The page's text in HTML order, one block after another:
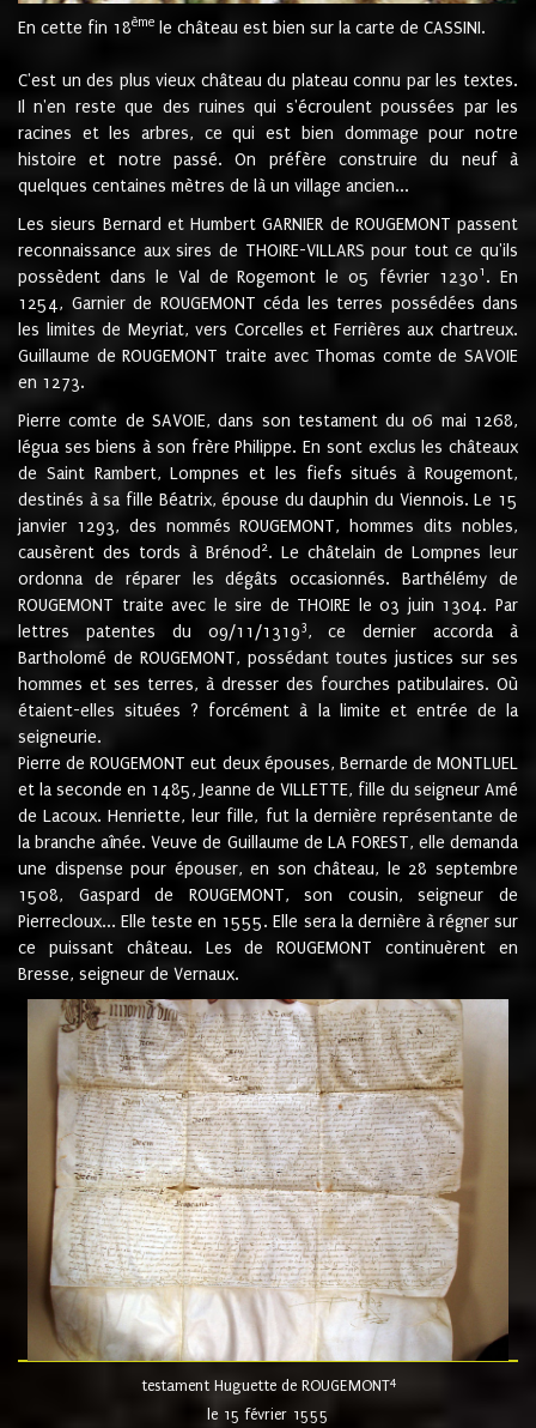
En cette fin 18ème le château est bien sur la carte de CASSINI.
C'est un des plus vieux château du plateau connu par les textes.
Il n'en reste que des ruines qui s'écroulent poussées par les
racines et les arbres, ce qui est bien dommage pour notre
histoire et notre passé. On préfère construire du neuf à
quelques centaines mètres de là un village ancien...
Les sieurs Bernard et Humbert GARNIER de ROUGEMONT passent
reconnaissance aux sires de THOIRE-VILLARS pour tout ce qu'ils
possèdent dans le Val de Rogemont le 05 février 12301 . En
1254, Garnier de ROUGEMONT céda les terres possédées dans
les limites de Meyriat, vers Corcelles et Ferrières aux chartreux.
Guillaume de ROUGEMONT traite avec Thomas comte de SAVOIE
en 1273.
Pierre comte de SAVOIE, dans son testament du 06 mai 1268,
légua ses biens à son frère Philippe. En sont exclus les châteaux
de Saint Rambert, Lompnes et les fiefs situés à Rougemont,
destinés à sa fille Béatrix, épouse du dauphin du Viennois. Le 15
janvier 1293, des nommés ROUGEMONT, hommes dits nobles,
causèrent des tords à Brénod 2. Le châtelain de Lompnes leur
ordonna de réparer les dégâts occasionnés. Barthélémy de
ROUGEMONT traite avec le sire de THOIRE le 03 juin 1304. Par
lettres patentes du 09/11/13193, ce dernier accorda à
Bartholomé de ROUGEMONT, possédant toutes justices sur ses
hommes et ses terres, à dresser des fourches patibulaires. Où
étaient-elles situées ? forcément à la limite et entrée de la
seigneurie.
Pierre de ROUGEMONT eut deux épouses, Bernarde de MONTLUEL
et la seconde en 1485, Jeanne de VILLETTE, fille du seigneur Amé
de Lacoux. Henriette, leur fille, fut la dernière représentante de
la branche aînée. Veuve de Guillaume de LA FOREST, elle demanda
une dispense pour épouser, en son château, le 28 septembre
1508, Gaspard de ROUGEMONT, son cousin, seigneur de
Pierrecloux... Elle teste en 1555. Elle sera la dernière à régner sur
ce puissant château. Les de ROUGEMONT continuèrent en
Bresse, seigneur de Vernaux.
testament Huguette de ROUGEMONT4
le 15 février 1555